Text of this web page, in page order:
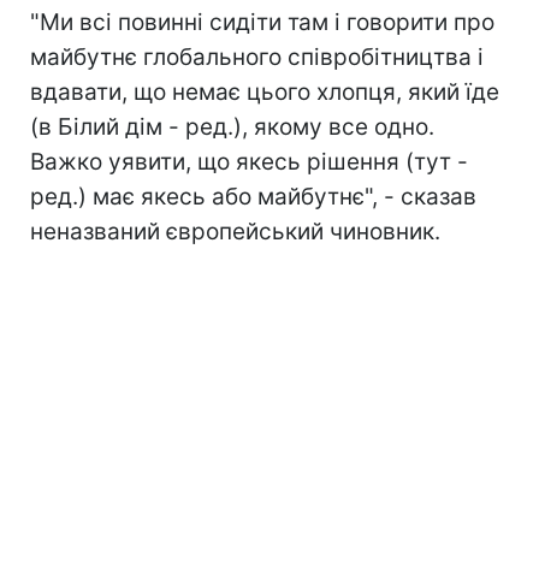
"Ми всі повинні сидіти там і говорити про
майбутнє глобального співробітництва і
вдавати, що немає цього хлопця, який їде
(в Білий дім - ред.), якому все одно.
Важко уявити, що якесь рішення (тут -
ред.) має якесь або майбутнє", - сказав
неназваний європейський чиновник.